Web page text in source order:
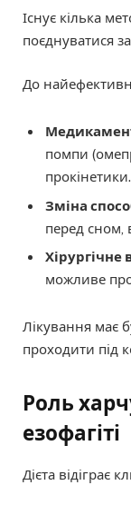
Існує кілька
поєднуватися
До
помпи
прокінетики.
Зміна
перед сном,
Хірургічне
можливе
Лікування має
проходити під
Роль
езофагіті
Дієта відіграє